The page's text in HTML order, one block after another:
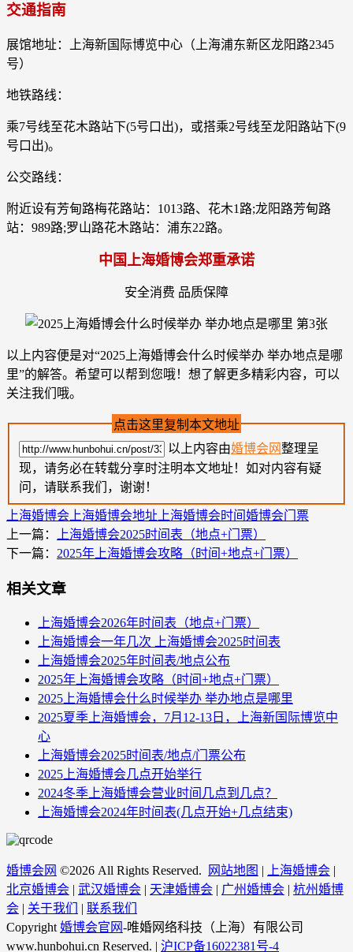
交通指南
展馆地址：上海新国际博览中心（上海浦东新区龙阳路2345
号）
地铁路线：
乘7号线至花木路站下(5号口出)，或搭乘2号线至龙阳路站下(9
号口出)。
公交路线：
附近设有芳甸路梅花路站：1013路、花木1路;龙阳路芳甸路
站：989路;罗山路花木路站：浦东22路。
中国上海婚博会郑重承诺
安全消费 品质保障
以上内容便是对“2025上海婚博会什么时候举办 举办地点是哪
里”的解答。希望可以帮到您哦！想了解更多精彩内容，可以
关注我们哦。
点击这里复制本文地址
以上内容由婚博会网整理呈
现，请务必在转载分享时注明本文地址！如对内容有疑
问，请联系我们，谢谢！
上海婚博会 上海婚博会地址 上海婚博会时间婚博会门票
上一篇：
上海婚博会2025时间表（地点+门票）
下一篇： 2025年上海婚博会攻略（时间+地点+门票）
相关文章
上海婚博会2026年时间表（地点+门票）
上海婚博会一年几次 上海婚博会2025时间表
上海婚博会2025年时间表/地点公布
2025年上海婚博会攻略（时间+地点+门票）
2025上海婚博会什么时候举办 举办地点是哪里
2025夏季上海婚博会，7月12-13日，上海新国际博览中
心
上海婚博会2025时间表/地点/门票公布
2025上海婚博会几点开始举行
2024冬季上海婚博会营业时间几点到几点？
上海婚博会2024年时间表(几点开始+几点结束)
婚博会网 ©2026 All Rights Reserved. 网站地图 | 上海婚博会 |
北京婚博会 | 武汉婚博会 | 天津婚博会 | 广州婚博会 | 杭州婚博
会 | 关于我们 | 联系我们
Copyright 婚博会官网-唯婚网络科技（上海）有限公司
www.hunbohui.cn Reserved. | 沪ICP备16022381号-4